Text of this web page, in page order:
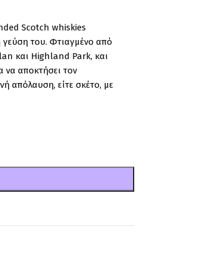
Scotch whiskies
γεύση του. Φτιαγμένο από
και Highland Park, και
να αποκτήσει τον
απόλαυση, είτε σκέτο, με